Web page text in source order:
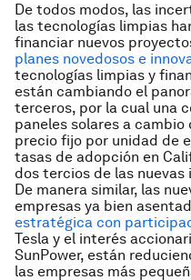
De todos modos, las
las tecnologías limpias
financiar nuevos
planes novedosos e
tecnologías limpias y
están cambiando el
terceros, por la cual una
paneles solares a
precio fijo por unidad de
tasas de adopción en
dos tercios de las nuevas
De manera similar, las
empresas ya bien
estratégica con
Tesla y el interés
SunPower, están
las empresas más